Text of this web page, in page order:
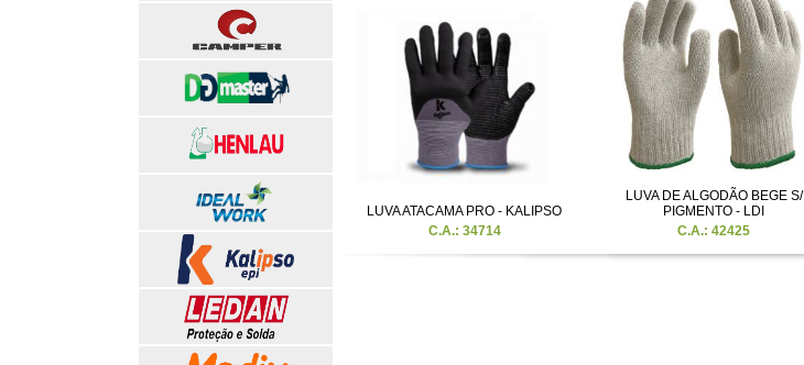
LUVA ATACAMA PRO - KALIPSO
C.A.: 34714
LUVA DE ALGODÃO BEGE S/
PIGMENTO - LDI
C.A.: 42425